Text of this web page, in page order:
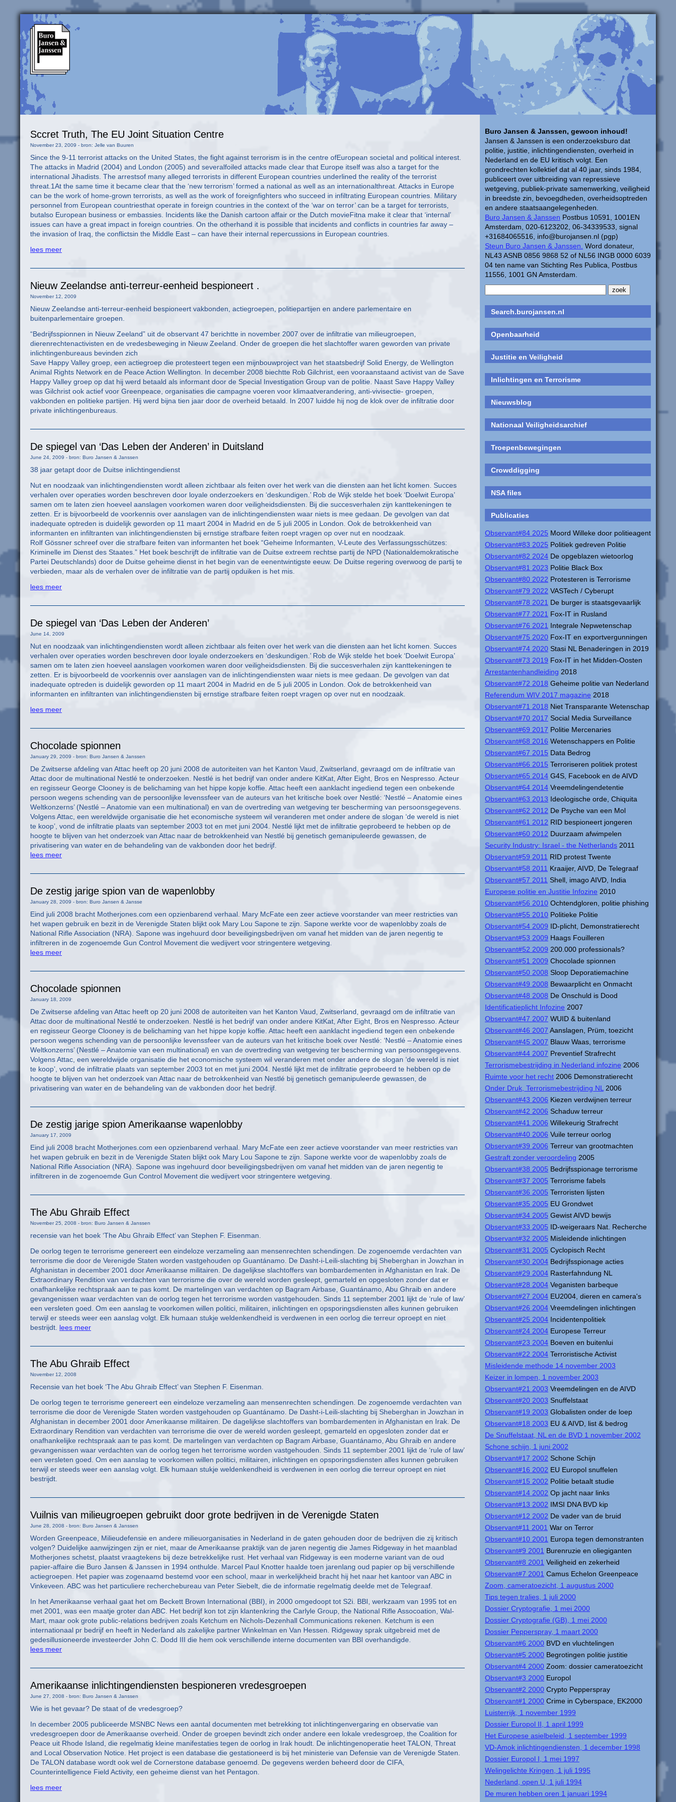
Buro Jansen & Janssen, gewoon inhoud!
Jansen & Janssen is een onderzoeksburo dat
politie, justitie, inlichtingendiensten, overheid in
Nederland en de EU kritisch volgt. Een
grondrechten kollektief dat al 40 jaar, sinds 1984,
publiceert over uitbreiding van repressieve
wetgeving, publiek-private samenwerking, veiligheid
in breedste zin, bevoegdheden, overheidsoptreden
en andere staatsaangelegenheden.
Buro Jansen & Janssen Postbus 10591, 1001EN
Amsterdam, 020-6123202, 06-34339533, signal
+31684065516, info@burojansen.nl (pgp)
Steun Buro Jansen & Janssen. Word donateur,
NL43 ASNB 0856 9868 52 of NL56 INGB 0000 6039
04 ten name van Stichting Res Publica, Postbus
11556, 1001 GN Amsterdam.
Search.burojansen.nl
Openbaarheid
Justitie en Veiligheid
Inlichtingen en Terrorisme
Nieuwsblog
Nationaal Veiligheidsarchief
Troepenbewegingen
Crowddigging
NSA files
Publicaties
Observant#84 2025 Moord Willeke door politieagent
Observant#83 2025 Politiek gedreven Politie
Observant#82 2024 De opgeblazen wietoorlog
Observant#81 2023 Politie Black Box
Observant#80 2022 Protesteren is Terrorisme
Observant#79 2022 VASTech / Cyberupt
Observant#78 2021 De burger is staatsgevaarlijk
Observant#77 2021 Fox-IT in Rusland
Observant#76 2021 Integrale Nepwetenschap
Observant#75 2020 Fox-IT en exportvergunningen
Observant#74 2020 Stasi NL Benaderingen in 2019
Observant#73 2019 Fox-IT in het Midden-Oosten
Arrestantenhandleiding 2018
Observant#72 2018 Geheime politie van Nederland
Referendum WIV 2017 magazine 2018
Observant#71 2018 Niet Transparante Wetenschap
Observant#70 2017 Social Media Surveillance
Observant#69 2017 Politie Mercenaries
Observant#68 2016 Wetenschappers en Politie
Observant#67 2015 Data Bedrog
Observant#66 2015 Terroriseren politiek protest
Observant#65 2014 G4S, Facebook en de AIVD
Observant#64 2014 Vreemdelingendetentie
Observant#63 2013 Ideologische orde, Chiquita
Observant#62 2012 De Psyche van een Mol
Observant#61 2012 RID bespioneert jongeren
Observant#60 2012 Duurzaam afwimpelen
Security Industry: Israel - the Netherlands 2011
Observant#59 2011 RID protest Twente
Observant#58 2011 Kraaijer, AIVD, De Telegraaf
Observant#57 2011 Shell, imago AIVD, India
Europese politie en Justitie Infozine 2010
Observant#56 2010 Ochtendgloren, politie phishing
Observant#55 2010 Politieke Politie
Observant#54 2009 ID-plicht, Demonstratierecht
Observant#53 2009 Haags Fouilleren
Observant#52 2009 200.000 professionals?
Observant#51 2009 Chocolade spionnen
Observant#50 2008 Sloop Deporatiemachine
Observant#49 2008 Bewaarplicht en Onmacht
Observant#48 2008 De Onschuld is Dood
Identificatieplicht Infozine 2007
Observant#47 2007 WUID & buitenland
Observant#46 2007 Aanslagen, Prüm, toezicht
Observant#45 2007 Blauw Waas, terrorisme
Observant#44 2007 Preventief Strafrecht
Terrorismebestrijding in Nederland infozine 2006
Ruimte voor het recht 2006 Demonstratierecht
Onder Druk, Terrorismebestrijding NL 2006
Observant#43 2006 Kiezen verdwijnen terreur
Observant#42 2006 Schaduw terreur
Observant#41 2006 Willekeurig Strafrecht
Observant#40 2006 Vuile terreur oorlog
Observant#39 2006 Terreur van grootmachten
Gestraft zonder veroordeling 2005
Observant#38 2005 Bedrijfsspionage terrorisme
Observant#37 2005 Terrorisme fabels
Observant#36 2005 Terroristen lijsten
Observant#35 2005 EU Grondwet
Observant#34 2005 Gewist AIVD bewijs
Observant#33 2005 ID-weigeraars Nat. Recherche
Observant#32 2005 Misleidende inlichtingen
Observant#31 2005 Cyclopisch Recht
Observant#30 2004 Bedrijfsspionage acties
Observant#29 2004 Rasterfahndung NL
Observant#28 2004 Veganisten barbeque
Observant#27 2004 EU2004, dieren en camera's
Observant#26 2004 Vreemdelingen inlichtingen
Observant#25 2004 Incidentenpolitiek
Observant#24 2004 Europese Terreur
Observant#23 2004 Boeven en buitenlui
Observant#22 2004 Terroristische Activist
Misleidende methode 14 november 2003
Keizer in lompen, 1 november 2003
Observant#21 2003 Vreemdelingen en de AIVD
Observant#20 2003 Snuffelstaat
Observant#19 2003 Globalisten onder de loep
Observant#18 2003 EU & AIVD, list & bedrog
De Snuffelstaat, NL en de BVD 1 november 2002
Schone schijn, 1 juni 2002
Observant#17 2002 Schone Schijn
Observant#16 2002 EU Europol snuffelen
Observant#15 2002 Politie betaalt studie
Observant#14 2002 Op jacht naar links
Observant#13 2002 IMSI DNA BVD kip
Observant#12 2002 De vader van de bruid
Observant#11 2001 War on Terror
Observant#10 2001 Europa tegen demonstranten
Observant#9 2001 Burenruzie en oliegiganten
Observant#8 2001 Veiligheid en zekerheid
Observant#7 2001 Camus Echelon Greenpeace
Zoom, cameratoezicht, 1 augustus 2000
Tips tegen tralies, 1 juli 2000
Dossier Cryptografie, 1 mei 2000
Dossier Cryptografie (GB), 1 mei 2000
Dossier Pepperspray, 1 maart 2000
Observant#6 2000 BVD en vluchtelingen
Observant#5 2000 Begrotingen politie justitie
Observant#4 2000 Zoom: dossier cameratoezicht
Observant#3 2000 Europol
Observant#2 2000 Crypto Pepperspray
Observant#1 2000 Crime in Cyberspace, EK2000
Luisterrijk, 1 november 1999
Dossier Europol II, 1 april 1999
Het Europese asielbeleid, 1 september 1999
VD-Amok inlichtingendiensten, 1 december 1998
Dossier Europol I, 1 mei 1997
Welingelichte Kringen, 1 juli 1995
Nederland, open U, 1 juli 1994
De muren hebben oren 1 januari 1994
Sccret Truth, The EU Joint Situation Centre
November 23, 2009 - bron: Jelle van Buuren
Since the 9-11 terrorist attacks on the United States, the fight against terrorism is in the centre ofEuropean societal and political interest.
The attacks in Madrid (2004) and London (2005) and severalfoiled attacks made clear that Europe itself was also a target for the
international Jihadists. The arrestsof many alleged terrorists in different European countries underlined the reality of the terrorist
threat.1At the same time it became clear that the ‘new terrorism’ formed a national as well as an internationalthreat. Attacks in Europe
can be the work of home-grown terrorists, as well as the work of foreignfighters who succeed in infiltrating European countries. Military
personnel from European countriesthat operate in foreign countries in the context of the ‘war on terror’ can be a target for terrorists,
butalso European business or embassies. Incidents like the Danish cartoon affair or the Dutch movieFitna make it clear that ‘internal’
issues can have a great impact in foreign countries. On the otherhand it is possible that incidents and conflicts in countries far away –
the invasion of Iraq, the conflictsin the Middle East – can have their internal repercussions in European countries.
lees meer
Nieuw Zeelandse anti-terreur-eenheid bespioneert .
November 12, 2009
Nieuw Zeelandse anti-terreur-eenheid bespioneert vakbonden, actiegroepen, politiepartijen en andere parlementaire en
buitenparlementaire groepen.
“Bedrijfsspionnen in Nieuw Zeeland” uit de observant 47 berichtte in november 2007 over de infiltratie van milieugroepen,
dierenrechtenactivisten en de vredesbeweging in Nieuw Zeeland. Onder de groepen die het slachtoffer waren geworden van private
inlichtingenbureaus bevinden zich
Save Happy Valley groep, een actiegroep die protesteert tegen een mijnbouwproject van het staatsbedrijf Solid Energy, de Wellington
Animal Rights Network en de Peace Action Wellington. In december 2008 biechtte Rob Gilchrist, een vooraanstaand activist van de Save
Happy Valley groep op dat hij werd betaald als informant door de Special Investigation Group van de politie. Naast Save Happy Valley
was Gilchrist ook actief voor Greenpeace, organisaties die campagne voeren voor klimaatverandering, anti-vivisectie- groepen,
vakbonden en politieke partijen. Hij werd bijna tien jaar door de overheid betaald. In 2007 luidde hij nog de klok over de infiltratie door
private inlichtingenbureaus.
De spiegel van ‘Das Leben der Anderen’ in Duitsland
June 24, 2009 - bron: Buro Jansen & Janssen
38 jaar getapt door de Duitse inlichtingendienst
Nut en noodzaak van inlichtingendiensten wordt alleen zichtbaar als feiten over het werk van die diensten aan het licht komen. Succes
verhalen over operaties worden beschreven door loyale onderzoekers en ‘deskundigen.’ Rob de Wijk stelde het boek ‘Doelwit Europa’
samen om te laten zien hoeveel aanslagen voorkomen waren door veiligheidsdiensten. Bij die succesverhalen zijn kanttekeningen te
zetten. Er is bijvoorbeeld de voorkennis over aanslagen van de inlichtingendiensten waar niets is mee gedaan. De gevolgen van dat
inadequate optreden is duidelijk geworden op 11 maart 2004 in Madrid en de 5 juli 2005 in London. Ook de betrokkenheid van
informanten en infiltranten van inlichtingendiensten bij ernstige strafbare feiten roept vragen op over nut en noodzaak.
Rolf Gössner schreef over die strafbare feiten van informanten het boek “Geheime Informanten, V-Leute des Verfassungsschützes:
Kriminelle im Dienst des Staates.” Het boek beschrijft de infiltratie van de Duitse extreem rechtse partij de NPD (Nationaldemokratische
Partei Deutschlands) door de Duitse geheime dienst in het begin van de eenentwintigste eeuw. De Duitse regering overwoog de partij te
verbieden, maar als de verhalen over de infiltratie van de partij opduiken is het mis.
lees meer
De spiegel van ‘Das Leben der Anderen’
June 14, 2009
Nut en noodzaak van inlichtingendiensten wordt alleen zichtbaar als feiten over het werk van die diensten aan het licht komen. Succes
verhalen over operaties worden beschreven door loyale onderzoekers en ‘deskundigen.’ Rob de Wijk stelde het boek ‘Doelwit Europa’
samen om te laten zien hoeveel aanslagen voorkomen waren door veiligheidsdiensten. Bij die succesverhalen zijn kanttekeningen te
zetten. Er is bijvoorbeeld de voorkennis over aanslagen van de inlichtingendiensten waar niets is mee gedaan. De gevolgen van dat
inadequate optreden is duidelijk geworden op 11 maart 2004 in Madrid en de 5 juli 2005 in London. Ook de betrokkenheid van
informanten en infiltranten van inlichtingendiensten bij ernstige strafbare feiten roept vragen op over nut en noodzaak.
lees meer
Chocolade spionnen
January 29, 2009 - bron: Buro Jansen & Janssen
De Zwitserse afdeling van Attac heeft op 20 juni 2008 de autoriteiten van het Kanton Vaud, Zwitserland, gevraagd om de infiltratie van
Attac door de multinational Nestlé te onderzoeken. Nestlé is het bedrijf van onder andere KitKat, After Eight, Bros en Nespresso. Acteur
en regisseur George Clooney is de belichaming van het hippe kopje koffie. Attac heeft een aanklacht ingediend tegen een onbekende
persoon wegens schending van de persoonlijke levenssfeer van de auteurs van het kritische boek over Nestlé: ‘Nestlé – Anatomie eines
Weltkonzerns’ (Nestlé – Anatomie van een multinational) en van de overtreding van wetgeving ter bescherming van persoonsgegevens.
Volgens Attac, een wereldwijde organisatie die het economische systeem wil veranderen met onder andere de slogan ‘de wereld is niet
te koop’, vond de infiltratie plaats van september 2003 tot en met juni 2004. Nestlé lijkt met de infiltratie geprobeerd te hebben op de
hoogte te blijven van het onderzoek van Attac naar de betrokkenheid van Nestlé bij genetisch gemanipuleerde gewassen, de
privatisering van water en de behandeling van de vakbonden door het bedrijf.
lees meer
De zestig jarige spion van de wapenlobby
January 28, 2009 - bron: Buro Jansen & Jansse
Eind juli 2008 bracht Motherjones.com een opzienbarend verhaal. Mary McFate een zeer actieve voorstander van meer restricties van
het wapen gebruik en bezit in de Verenigde Staten blijkt ook Mary Lou Sapone te zijn. Sapone werkte voor de wapenlobby zoals de
National Rifle Association (NRA). Sapone was ingehuurd door beveiligingsbedrijven om vanaf het midden van de jaren negentig te
infiltreren in de zogenoemde Gun Control Movement die wedijvert voor stringentere wetgeving.
lees meer
Chocolade spionnen
January 18, 2009
De Zwitserse afdeling van Attac heeft op 20 juni 2008 de autoriteiten van het Kanton Vaud, Zwitserland, gevraagd om de infiltratie van
Attac door de multinational Nestlé te onderzoeken. Nestlé is het bedrijf van onder andere KitKat, After Eight, Bros en Nespresso. Acteur
en regisseur George Clooney is de belichaming van het hippe kopje koffie. Attac heeft een aanklacht ingediend tegen een onbekende
persoon wegens schending van de persoonlijke levenssfeer van de auteurs van het kritische boek over Nestlé: ‘Nestlé – Anatomie eines
Weltkonzerns’ (Nestlé – Anatomie van een multinational) en van de overtreding van wetgeving ter bescherming van persoonsgegevens.
Volgens Attac, een wereldwijde organisatie die het economische systeem wil veranderen met onder andere de slogan ‘de wereld is niet
te koop’, vond de infiltratie plaats van september 2003 tot en met juni 2004. Nestlé lijkt met de infiltratie geprobeerd te hebben op de
hoogte te blijven van het onderzoek van Attac naar de betrokkenheid van Nestlé bij genetisch gemanipuleerde gewassen, de
privatisering van water en de behandeling van de vakbonden door het bedrijf.
De zestig jarige spion Amerikaanse wapenlobby
January 17, 2009
Eind juli 2008 bracht Motherjones.com een opzienbarend verhaal. Mary McFate een zeer actieve voorstander van meer restricties van
het wapen gebruik en bezit in de Verenigde Staten blijkt ook Mary Lou Sapone te zijn. Sapone werkte voor de wapenlobby zoals de
National Rifle Association (NRA). Sapone was ingehuurd door beveiligingsbedrijven om vanaf het midden van de jaren negentig te
infiltreren in de zogenoemde Gun Control Movement die wedijvert voor stringentere wetgeving.
The Abu Ghraib Effect
November 25, 2008 - bron: Buro Jansen & Janssen
recensie van het boek ‘The Abu Ghraib Effect’ van Stephen F. Eisenman.
De oorlog tegen te terrorisme genereert een eindeloze verzameling aan mensenrechten schendingen. De zogenoemde verdachten van
terrorisme die door de Verenigde Staten worden vastgehouden op Guantánamo. De Dasht-i-Leili-slachting bij Sheberghan in Jowzhan in
Afghanistan in december 2001 door Amerikaanse militairen. De dagelijkse slachtoffers van bombardementen in Afghanistan en Irak. De
Extraordinary Rendition van verdachten van terrorisme die over de wereld worden gesleept, gemarteld en opgesloten zonder dat er
onafhankelijke rechtspraak aan te pas komt. De martelingen van verdachten op Bagram Airbase, Guantánamo, Abu Ghraib en andere
gevangenissen waar verdachten van de oorlog tegen het terrorisme worden vastgehouden. Sinds 11 september 2001 lijkt de ‘rule of law’
een versleten goed. Om een aanslag te voorkomen willen politici, militairen, inlichtingen en opsporingsdiensten alles kunnen gebruiken
terwijl er steeds weer een aanslag volgt. Elk humaan stukje weldenkendheid is verdwenen in een oorlog die terreur oproept en niet
bestrijdt. lees meer
The Abu Ghraib Effect
November 12, 2008
Recensie van het boek ‘The Abu Ghraib Effect’ van Stephen F. Eisenman.
De oorlog tegen te terrorisme genereert een eindeloze verzameling aan mensenrechten schendingen. De zogenoemde verdachten van
terrorisme die door de Verenigde Staten worden vastgehouden op Guantánamo. De Dasht-i-Leili-slachting bij Sheberghan in Jowzhan in
Afghanistan in december 2001 door Amerikaanse militairen. De dagelijkse slachtoffers van bombardementen in Afghanistan en Irak. De
Extraordinary Rendition van verdachten van terrorisme die over de wereld worden gesleept, gemarteld en opgesloten zonder dat er
onafhankelijke rechtspraak aan te pas komt. De martelingen van verdachten op Bagram Airbase, Guantánamo, Abu Ghraib en andere
gevangenissen waar verdachten van de oorlog tegen het terrorisme worden vastgehouden. Sinds 11 september 2001 lijkt de ‘rule of law’
een versleten goed. Om een aanslag te voorkomen willen politici, militairen, inlichtingen en opsporingsdiensten alles kunnen gebruiken
terwijl er steeds weer een aanslag volgt. Elk humaan stukje weldenkendheid is verdwenen in een oorlog die terreur oproept en niet
bestrijdt.
Vuilnis van milieugroepen gebruikt door grote bedrijven in de Verenigde Staten
June 28, 2008 - bron: Buro Jansen & Janssen
Worden Greenpeace, Milieudefensie en andere milieuorganisaties in Nederland in de gaten gehouden door de bedrijven die zij kritisch
volgen? Duidelijke aanwijzingen zijn er niet, maar de Amerikaanse praktijk van de jaren negentig die James Ridgeway in het maanblad
Motherjones schetst, plaatst vraagtekens bij deze betrekkelijke rust. Het verhaal van Ridgeway is een moderne variant van de oud
papier-affaire die Buro Jansen & Janssen in 1994 onthulde. Marcel Paul Knotter haalde toen jarenlang oud papier op bij verschillende
actiegroepen. Het papier was zogenaamd bestemd voor een school, maar in werkelijkheid bracht hij het naar het kantoor van ABC in
Vinkeveen. ABC was het particuliere recherchebureau van Peter Siebelt, die de informatie regelmatig deelde met de Telegraaf.
In het Amerikaanse verhaal gaat het om Beckett Brown International (BBI), in 2000 omgedoopt tot S2i. BBI, werkzaam van 1995 tot en
met 2001, was een maatje groter dan ABC. Het bedrijf kon tot zijn klantenkring the Carlyle Group, the National Rifle Assocoation, Wal-
Mart, maar ook grote public-relations bedrijven zoals Ketchum en Nichols-Dezenhall Communications rekenen. Ketchum is een
internationaal pr bedrijf en heeft in Nederland als zakelijke partner Winkelman en Van Hessen. Ridgeway sprak uitgebreid met de
gedesillusioneerde investeerder John C. Dodd III die hem ook verschillende interne documenten van BBI overhandigde.
lees meer
Amerikaanse inlichtingendiensten bespioneren vredesgroepen
June 27, 2008 - bron: Buro Jansen & Janssen
Wie is het gevaar? De staat of de vredesgroep?
In december 2005 publiceerde MSNBC News een aantal documenten met betrekking tot inlichtingenvergaring en observatie van
vredesgroepen door de Amerikaanse overheid. Onder de groepen bevindt zich onder andere een lokale vredesgroep, the Coalition for
Peace uit Rhode Island, die regelmatig kleine manifestaties tegen de oorlog in Irak houdt. De inlichtingenoperatie heet TALON, Threat
and Local Observation Notice. Het project is een database die gestationeerd is bij het ministerie van Defensie van de Verenigde Staten.
De TALON database wordt ook wel de Cornerstone database genoemd. De gegevens werden beheerd door de CIFA,
Counterintelligence Field Activity, een geheime dienst van het Pentagon.
lees meer